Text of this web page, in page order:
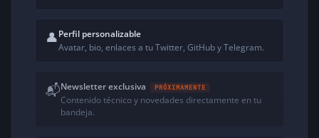
👤Perfil personalizable
Avatar, bio, enlaces a tu Twitter, GitHub y Telegram.
📬Newsletter exclusiva PRÓXIMAMENTE
Contenido técnico y novedades directamente en tu
bandeja.